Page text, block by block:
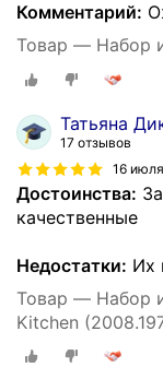
Комментарий:
Товар — Набор
Татьяна
17 отзывов
16
Достоинства:
качественные
Недостатки: Их
Товар — Набор
Kitchen